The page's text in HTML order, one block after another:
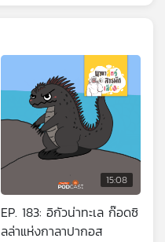
15:08
EP. 183: อิกัวน่าทะเล ก๊อดซิ
ลล่าแห่งกาลาปากอส